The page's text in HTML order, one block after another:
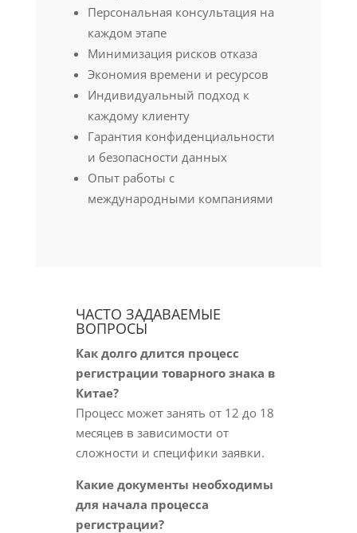
Персональная консультация на
каждом этапе
Минимизация рисков отказа
Экономия времени и ресурсов
Индивидуальный подход к
каждому клиенту
Гарантия конфиденциальности
и безопасности данных
Опыт работы с
международными компаниями
ЧАСТО ЗАДАВАЕМЫЕ
ВОПРОСЫ
Как долго длится процесс
регистрации товарного знака в
Китае?
Процесс может занять от 12 до 18
месяцев в зависимости от
сложности и специфики заявки.
Какие документы необходимы
для начала процесса
регистрации?